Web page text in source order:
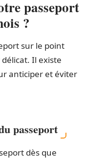
passeport
?
sur le point
délicat. Il existe
anticiper et éviter
passeport
dès que